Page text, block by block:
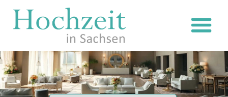
Inhalt